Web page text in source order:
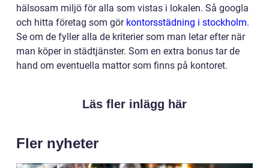
hälsosam miljö för alla som vistas i lokalen. Så googla
och hitta företag som gör kontorsstädning i stockholm.
Se om de fyller alla de kriterier som man letar efter när
man köper in städtjänster. Som en extra bonus tar de
hand om eventuella mattor som finns på kontoret.
Läs fler inlägg här
Fler nyheter